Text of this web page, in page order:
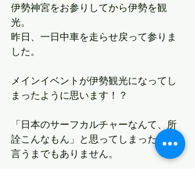
伊勢神宮をお参りしてから伊勢を観
光。
昨日、一日中車を走らせ戻って参りま
した。
メインイベントが伊勢観光になってし
まったように思います！？
「日本のサーフカルチャーなんて、所
詮こんなもん」と思ってしまったのは
言うまでもありません。